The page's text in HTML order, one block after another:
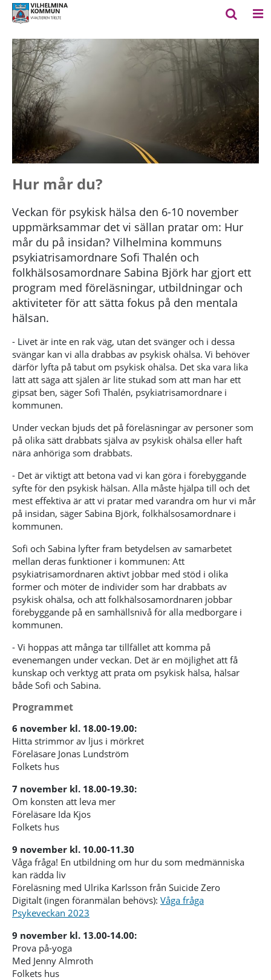
Hur mår du?
Veckan för psykisk hälsa den 6-10 november
uppmärksammar det vi sällan pratar om: Hur
mår du på insidan? Vilhelmina kommuns
psykiatrisamordnare Sofi Thalén och
folkhälsosamordnare Sabina Björk har gjort ett
program med föreläsningar, utbildningar och
aktiviteter för att sätta fokus på den mentala
hälsan.
- Livet är inte en rak väg, utan det svänger och i dessa
svängar kan vi alla drabbas av psykisk ohälsa. Vi behöver
därför lyfta på tabut om psykisk ohälsa. Det ska vara lika
lätt att säga att själen är lite stukad som att man har ett
gipsat ben, säger Sofi Thalén, psykiatrisamordnare i
kommunen.
Under veckan bjuds det på föreläsningar av personer som
på olika sätt drabbats själva av psykisk ohälsa eller haft
nära anhöriga som drabbats.
- Det är viktigt att betona vad vi kan göra i förebyggande
syfte för den psykisk hälsan. Alla måste hjälpa till och det
mest effektiva är att vi pratar med varandra om hur vi mår
på insidan, säger Sabina Björk, folkhälsosamordnare i
kommunen.
Sofi och Sabina lyfter fram betydelsen av samarbetet
mellan deras funktioner i kommunen: Att
psykiatrisamordnaren aktivt jobbar med stöd i olika
former och möter de individer som har drabbats av
psykisk ohälsa, och att folkhälsosamordnaren jobbar
förebyggande på en samhällsnivå för alla medborgare i
kommunen.
- Vi hoppas att många tar tillfället att komma på
evenemangen under veckan. Det är en möjlighet att få
kunskap och verktyg att prata om psykisk hälsa, hälsar
både Sofi och Sabina.
Programmet
6 november kl. 18.00-19.00:
Hitta strimmor av ljus i mörkret
Föreläsare Jonas Lundström
Folkets hus
7 november kl. 18.00-19.30:
Om konsten att leva mer
Föreläsare Ida Kjos
Folkets hus
9 november kl. 10.00-11.30
Våga fråga! En utbildning om hur du som medmänniska
kan rädda liv
Föreläsning med Ulrika Karlsson från Suicide Zero
Digitalt (ingen föranmälan behövs): Våga fråga
Psykeveckan 2023
9 november kl. 13.00-14.00:
Prova på-yoga
Med Jenny Almroth
Folkets hus